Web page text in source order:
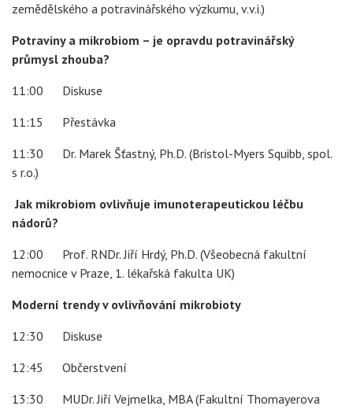
zemědělského a potravinářského výzkumu, v.v.i.)
Potraviny a mikrobiom – je opravdu potravinářský
průmysl zhouba?
11:00 Diskuse
11:15 Přestávka
11:30 Dr. Marek Šťastný, Ph.D. (Bristol-Myers Squibb, spol.
s r.o.)
Jak mikrobiom ovlivňuje imunoterapeutickou léčbu
nádorů?
12:00 Prof. RNDr. Jiří Hrdý, Ph.D. (Všeobecná fakultní
nemocnice v Praze, 1. lékařská fakulta UK)
Moderní trendy v ovlivňování mikrobioty
12:30 Diskuse
12:45 Občerstvení
13:30 MUDr. Jiří Vejmelka, MBA (Fakultní Thomayerova